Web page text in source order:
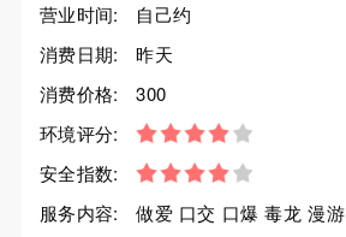
营业时间:
自己约
消费日期:
昨天
消费价格:
300
环境评分:
安全指数:
服务内容:
做爱 口交 口爆 毒龙 漫游